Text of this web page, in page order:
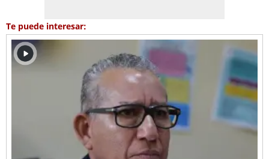
Te puede interesar: